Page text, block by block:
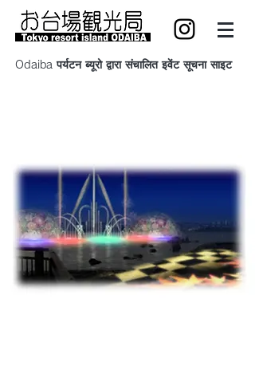
Odaiba पर्यटन ब्यूरो द्वारा संचालित इवेंट सूचना साइट